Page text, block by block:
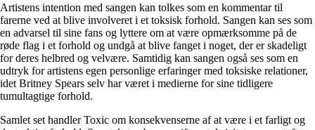
Artistens intention med sangen kan tolkes som en kommentar til
farerne ved at blive involveret i et toksisk forhold. Sangen kan ses som
en advarsel til sine fans og lyttere om at være opmærksomme på de
røde flag i et forhold og undgå at blive fanget i noget, der er skadeligt
for deres helbred og velvære. Samtidig kan sangen også ses som en
udtryk for artistens egen personlige erfaringer med toksiske relationer,
idet Britney Spears selv har været i medierne for sine tidligere
tumultagtige forhold.
Samlet set handler Toxic om konsekvenserne af at være i et farligt og